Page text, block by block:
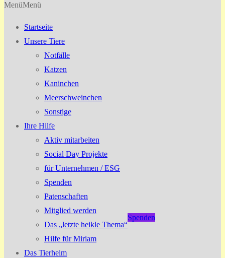
MenüMenü
Startseite
Unsere Tiere
Notfälle
Katzen
Kaninchen
Meerschweinchen
Sonstige
Ihre Hilfe
Aktiv mitarbeiten
Social Day Projekte
für Unternehmen / ESG
Spenden
Patenschaften
Mitglied werden
Das „letzte heikle Thema“
Hilfe für Miriam
Das Tierheim
Spenden